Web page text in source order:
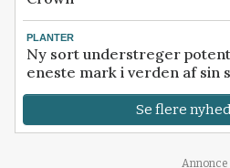
PLANTER
Ny sort understreger
eneste mark i verden af sin
Se flere
Annonce